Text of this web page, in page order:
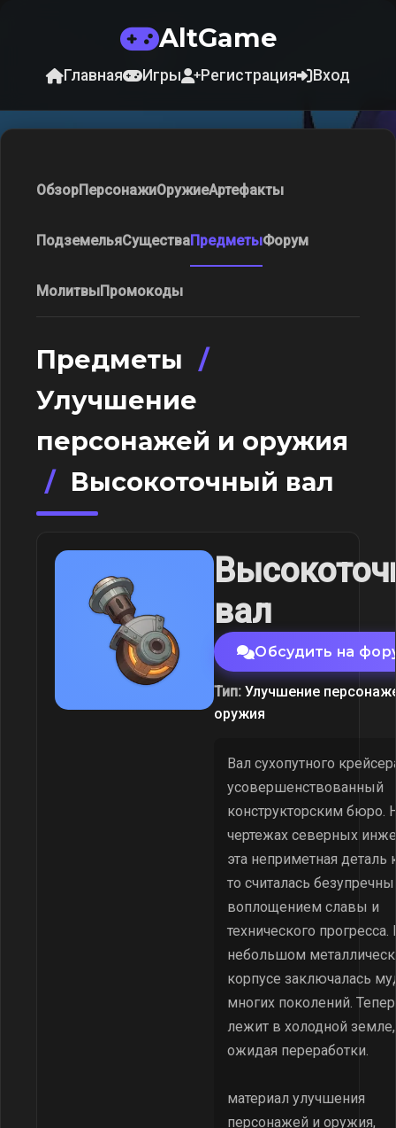
AltGame
Главная Игры Регистрация Вход
ОбзорПерсонажиОружиеАртефакты
ПодземельяСуществаПредметыФорум
МолитвыПромокоды
Предметы /
Улучшение
персонажей и оружия
/ Высокоточный вал
вал
Обсудить на
Тип: Улучшение
оружия
Вал сухопутного
усовершенствованный
конструкторским бюро.
чертежах северных
эта неприметная деталь
то считалась
воплощением славы и
технического прогресса.
небольшом
корпусе заключалась
многих поколений.
лежит в холодной земле,
ожидая переработки.
материал улучшения
персонажей и оружия,